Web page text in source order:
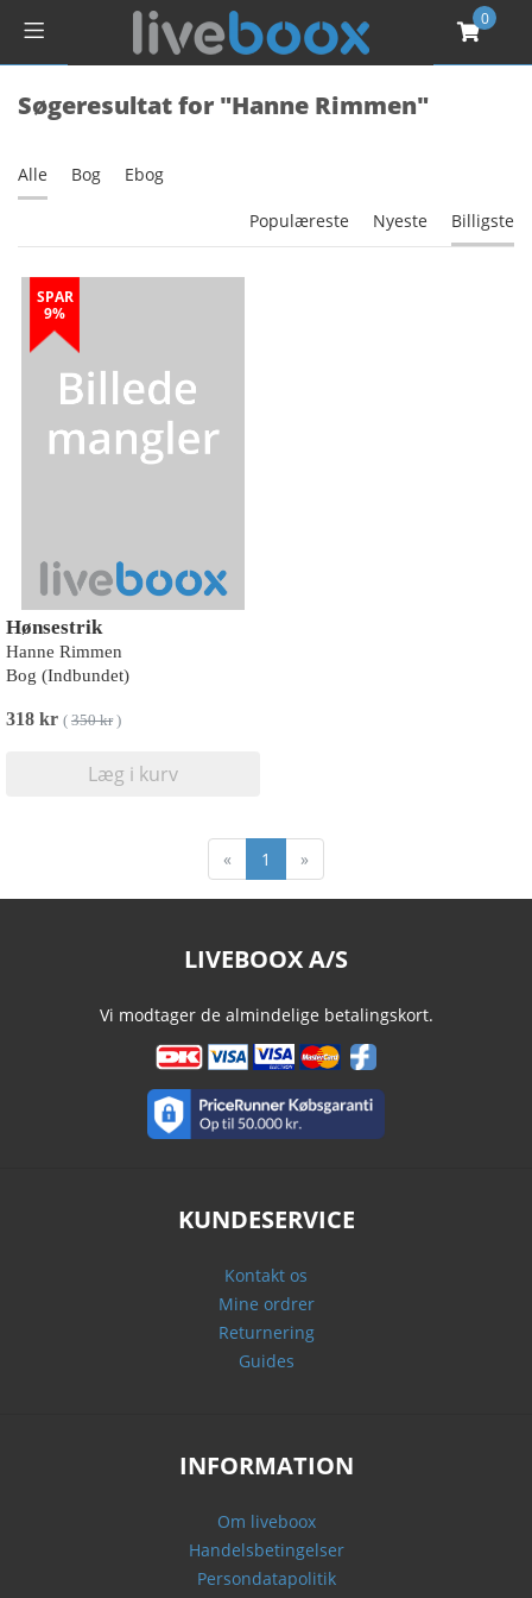
0
Søgeresultat for "Hanne Rimmen"
Alle Bog Ebog
Populæreste Nyeste Billigste
SPAR
9%
Hønsestrik
Hanne Rimmen
Bog (Indbundet)
318 kr ( 350 kr)
Læg i kurv
« 1 »
LIVEBOOX A/S
Vi modtager de almindelige betalingskort.
KUNDESERVICE
Kontakt os
Mine ordrer
Returnering
Guides
INFORMATION
Om liveboox
Handelsbetingelser
Persondatapolitik